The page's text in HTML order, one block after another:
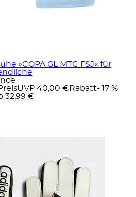
»COPA GL MTC FSJ« für
UVP 40,00 € Rabatt- 17 %
32,99 €